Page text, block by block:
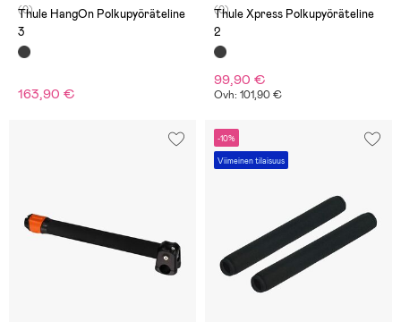
(0)
Thule HangOn Polkupyöräteline
3
163,90 €
(0)
Thule Xpress Polkupyöräteline
2
99,90 €
Ovh: 101,90 €
-10%
Viimeinen tilaisuus